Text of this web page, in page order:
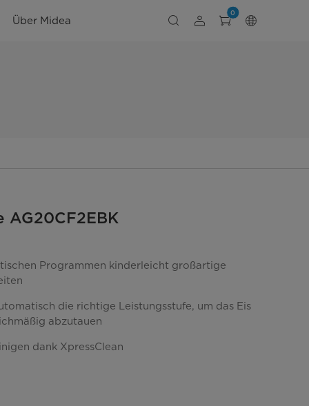
Über Midea
0
AG20CF2EBK
Programmen kinderleicht großartige
die richtige Leistungsstufe, um das Eis
abzutauen
dank XpressClean